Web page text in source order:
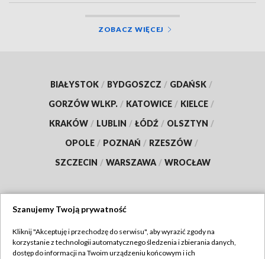
ZOBACZ WIĘCEJ
BIAŁYSTOK / BYDGOSZCZ / GDAŃSK /
GORZÓW WLKP. / KATOWICE / KIELCE /
KRAKÓW / LUBLIN / ŁÓDŹ / OLSZTYN /
OPOLE / POZNAŃ / RZESZÓW /
SZCZECIN / WARSZAWA / WROCŁAW
TVP
Szanujemy Twoją prywatność
Kliknij "Akceptuję i przechodzę do serwisu", aby wyrazić zgody na
korzystanie z technologii automatycznego śledzenia i zbierania danych,
dostęp do informacji na Twoim urządzeniu końcowym i ich